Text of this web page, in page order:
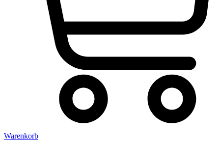
Warenkorb